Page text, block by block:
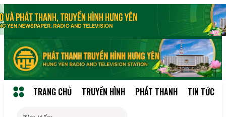
TRANG CHỦ TRUYỀN HÌNH PHÁT THANH TIN TỨC